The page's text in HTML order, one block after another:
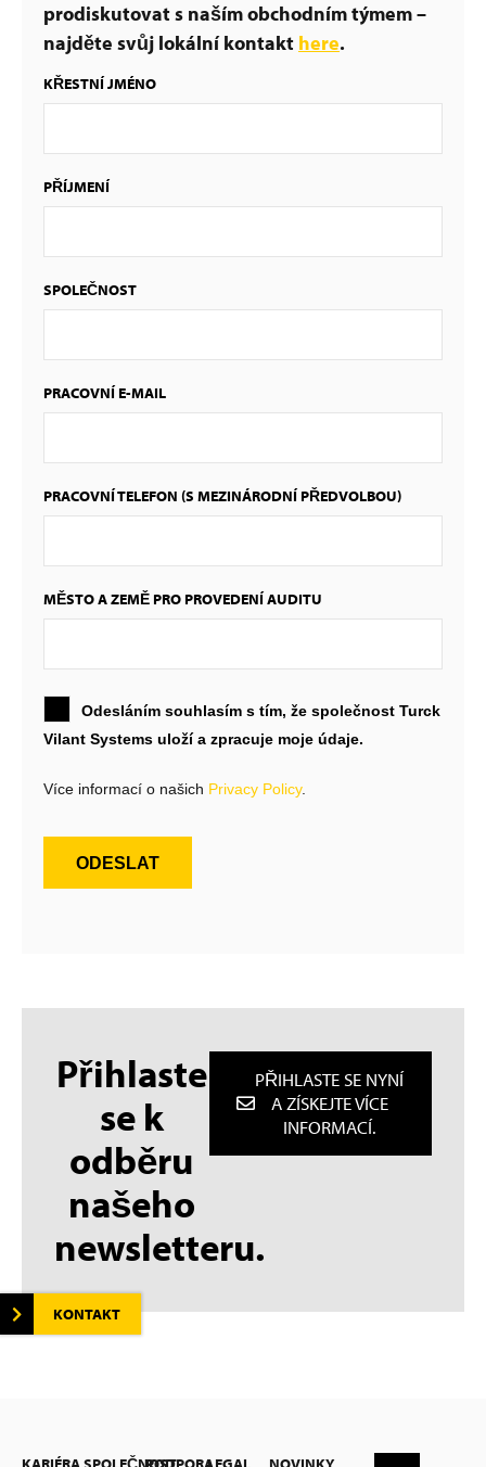
KONTAKT
prodiskutovat s naším obchodním týmem –
najděte svůj lokální kontakt here.
KŘESTNÍ JMÉNO
PŘÍJMENÍ
SPOLEČNOST
PRACOVNÍ E-MAIL
PRACOVNÍ TELEFON (S MEZINÁRODNÍ PŘEDVOLBOU)
MĚSTO A ZEMĚ PRO PROVEDENÍ AUDITU
Odesláním souhlasím s tím, že společnost Turck
Vilant Systems uloží a zpracuje moje údaje.
Více informací o našich Privacy Policy.
ODESLAT
Přihlaste
se k
odběru
našeho
newsletteru.
PŘIHLASTE SE NYNÍ
A ZÍSKEJTE VÍCE
INFORMACÍ.